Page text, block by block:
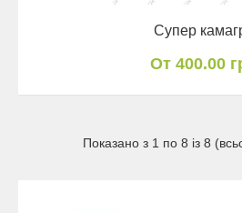
Супер
От 400.00
Показано з 1 по 8 із 8